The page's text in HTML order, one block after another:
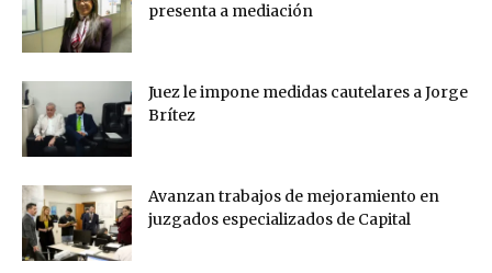
presenta a mediación
Juez le impone medidas cautelares a Jorge
Brítez
Avanzan trabajos de mejoramiento en
juzgados especializados de Capital